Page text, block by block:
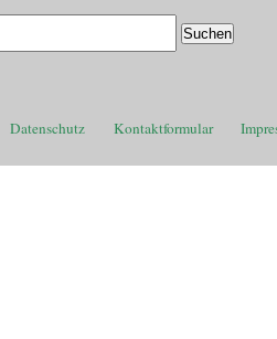
Datenschutz Kontaktformular